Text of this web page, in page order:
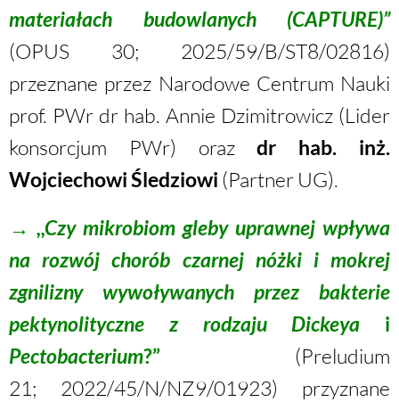
materiałach budowlanych (CAPTURE)”
(OPUS 30; 2025/59/B/ST8/02816)
przeznane przez Narodowe Centrum Nauki
prof. PWr dr hab. Annie Dzimitrowicz (Lider
konsorcjum PWr) orazdr hab. inż.
Wojciechowi Śledziowi (Partner UG).
→ ,,Czy mikrobiom gleby uprawnej wpływa
na rozwój chorób czarnej nóżki i mokrej
zgnilizny wywoływanych przez bakterie
pektynolityczne z rodzaju Dickeya i
Pectobacterium?”
(Preludium
21;
2022/45/N/NZ9/01923) przyznane